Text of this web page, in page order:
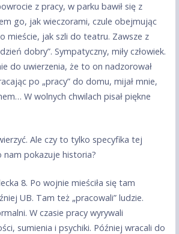
z pracy, w parku bawił się z
go, jak wieczorami, czule obejmując
mieście, jak szli do teatru. Zawsze z
dobry”. Sympatyczny, miły człowiek.
do uwierzenia, że to on nadzorował
po „pracy” do domu, mijał mnie,
W wolnych chwilach pisał piękne
Ale czy to tylko specyfika tej
nam pokazuje historia?
8. Po wojnie mieściła się tam
UB. Tam też „pracowali” ludzie.
W czasie pracy wyrywali
sumienia i psychiki. Później wracali do